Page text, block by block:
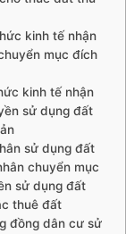
kinh tế nhận
mục đích
kinh tế nhận
sử dụng đất
sử dụng đất
chuyển mục
sử dụng đất
thuê đất
đồng dân cư sử